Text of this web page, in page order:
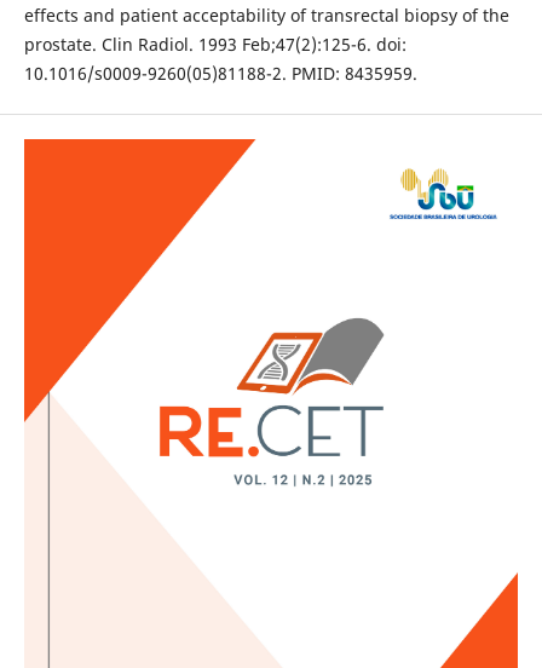
effects and patient acceptability of transrectal biopsy of the
prostate. Clin Radiol. 1993 Feb;47(2):125-6. doi:
10.1016/s0009-9260(05)81188-2. PMID: 8435959.